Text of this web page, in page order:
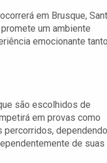
em Brusque,
um ambiente
emocionante tanto
são escolhidos de
em provas como
dependendo
de suas